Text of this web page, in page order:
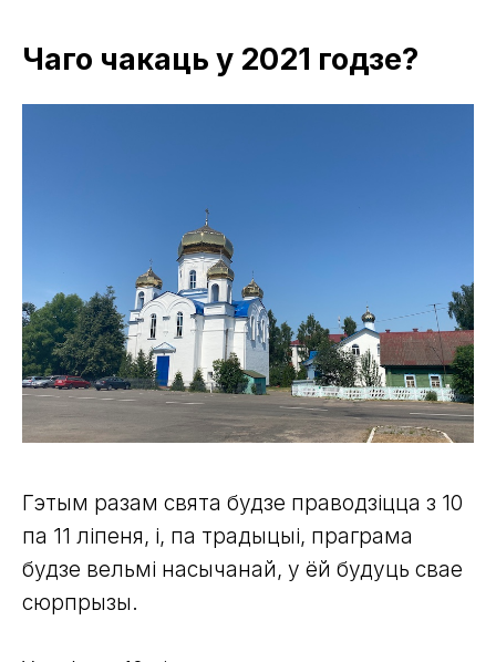
Чаго чакаць у 2021 годзе?
Гэтым разам свята будзе праводзіцца з 10
па 11 ліпеня, і, па традыцыі, праграма
будзе вельмі насычанай, у ёй будуць свае
сюрпрызы.